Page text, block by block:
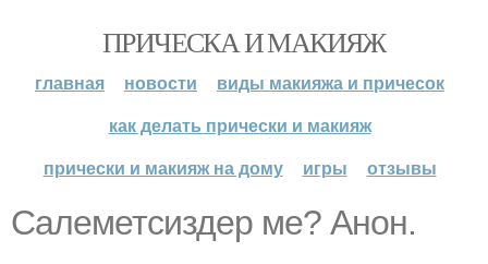
ПРИЧЕСКА И МАКИЯЖ
главная новости
виды макияжа и причесок
как делать прически и макияж
прически и макияж на дому
игры отзывы
Салеметсиздер ме? Анон.